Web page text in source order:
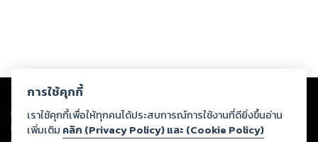
Copyright © 2026
ต่อผลงานหรือเนื้อหาใดที่อัปโหลดผ่านเว็บไซต์และปรากฏว่าละเมิดสิทธิใน
ทรัพย์สินทางปัญญาของบุคคลอื่นหรือขัดต่อกฎหมายและศีลธรรม ดังนั้น ผู้อ่าน
ทุกท่านโปรดใช้วิจารณญาณในการกลั่นกรองด้วยตนเอง และหากท่านพบว่าส่วน
การใช้คุกกี้
เราใช้คุกกี้เพื่อให้ทุกคนได้ประสบการณ์การใช้งานที่ดียิ่งขึ้นอ่าน
เพิ่มเติม คลิก (Privacy Policy) และ (Cookie Policy)